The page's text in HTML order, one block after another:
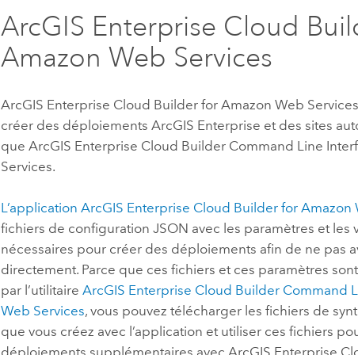
ArcGIS Enterprise Cloud
Amazon Web Services
ArcGIS Enterprise Cloud Builder for Amazon Web Services
créer des déploiementsArcGIS Enterprise et des sites
queArcGIS Enterprise Cloud Builder Command Line
Services.
L’applicationArcGIS Enterprise Cloud Builder for Amazon
fichiers de configuration JSON avec les paramètres et les
nécessaires pour créer des déploiements afin de ne pas
directement. Parce que ces fichiers et ces paramètres
par l’utilitaireArcGIS Enterprise Cloud Builder Command
Web Services, vous pouvez télécharger les fichiers de
que vous créez avec l’application et utiliser ces fichiers